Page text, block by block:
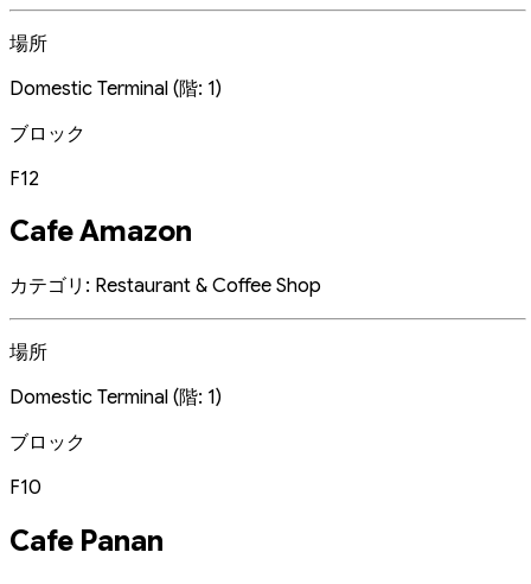
場所
Domestic Terminal (階: 1)
ブロック
F12
Cafe Amazon
カテゴリ: Restaurant & Coffee Shop
場所
Domestic Terminal (階: 1)
ブロック
F10
Cafe Panan